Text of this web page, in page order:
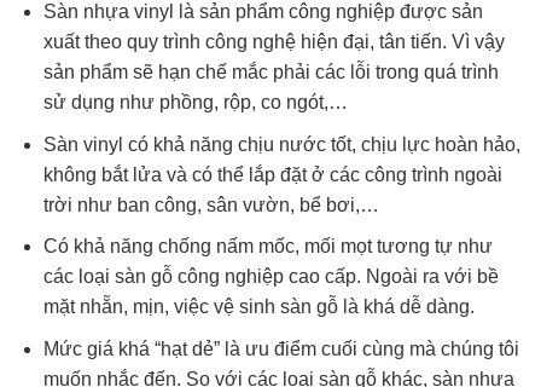
Sàn nhựa vinyl là sản phẩm công nghiệp được sản
xuất theo quy trình công nghệ hiện đại, tân tiến. Vì vậy
sản phẩm sẽ hạn chế mắc phải các lỗi trong quá trình
sử dụng như phồng, rộp, co ngót,…
Sàn vinyl có khả năng chịu nước tốt, chịu lực hoàn hảo,
không bắt lửa và có thể lắp đặt ở các công trình ngoài
trời như ban công, sân vườn, bể bơi,…
Có khả năng chống nấm mốc, mối mọt tương tự như
các loại sàn gỗ công nghiệp cao cấp. Ngoài ra với bề
mặt nhẵn, mịn, việc vệ sinh sàn gỗ là khá dễ dàng.
Mức giá khá “hạt dẻ” là ưu điểm cuối cùng mà chúng tôi
muốn nhắc đến. So với các loại sàn gỗ khác, sàn nhựa